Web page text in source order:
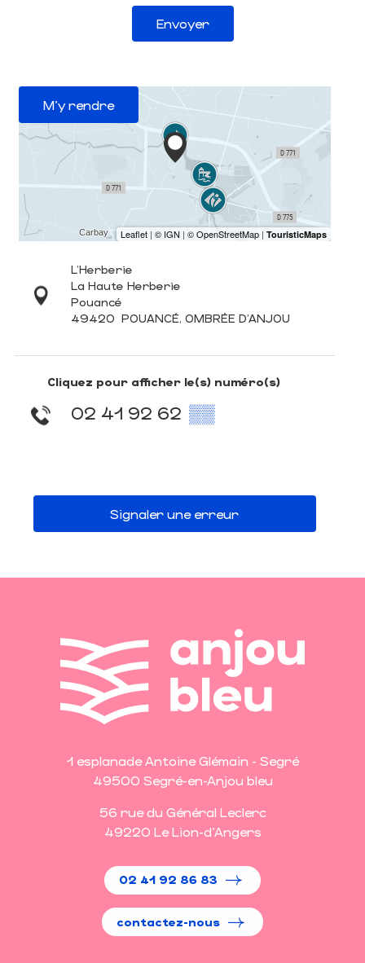
Envoyer
M'y rendre
L'Herberie
La Haute Herberie
Pouancé
49420 POUANCÉ, OMBRÉE D'ANJOU
Cliquez pour afficher le(s) numéro(s)
02 41 92 62 ▒▒
Signaler une erreur
1 esplanade Antoine Glémain - Segré
49500 Segré-en-Anjou bleu
56 rue du Général Leclerc
49220 Le Lion-d'Angers
02 41 92 86 83
contactez-nous